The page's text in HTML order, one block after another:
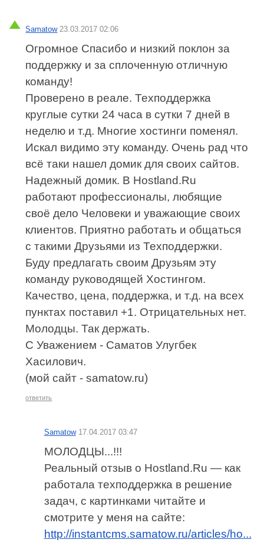
Samatow 23.03.2017 02:06
Огромное Спасибо и низкий поклон за
поддержку и за сплоченную отличную
команду!
Проверено в реале. Техподдержка
круглые сутки 24 часа в сутки 7 дней в
неделю и т.д. Многие хостинги поменял.
Искал видимо эту команду. Очень рад что
всё таки нашел домик для своих сайтов.
Надежный домик. В Hostland.Ru
работают профессионалы, любящие
своё дело Человеки и уважающие своих
клиентов. Приятно работать и общаться
с такими Друзьями из Техподдержки.
Буду предлагать своим Друзьям эту
команду руководящей Хостингом.
Качество, цена, поддержка, и т.д. на всех
пунктах поставил +1. Отрицательных нет.
Молодцы. Так держать.
С Уважением - Саматов Улугбек
Хасилович.
(мой сайт - samatow.ru)
ответить
Samatow 17.04.2017 03:47
МОЛОДЦЫ...!!!
Реальный отзыв о Hostland.Ru — как
работала техподдержка в решение
задач, с картинками читайте и
смотрите у меня на сайте:
http://instantcms.samatow.ru/articles/ho...